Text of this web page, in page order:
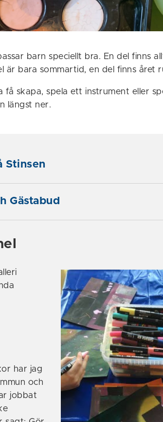
barn speciellt bra. En del finns
är bara sommartid, en del finns året
skapa, spela ett instrument eller
längst ner.
Stinsen
Gästabud
har jag
och
jobbat